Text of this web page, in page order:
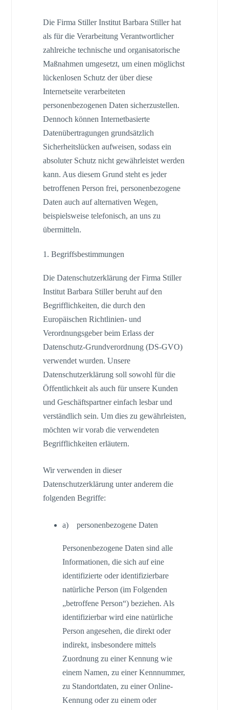
Die Firma Stiller Institut Barbara Stiller hat
als für die Verarbeitung Verantwortlicher
zahlreiche technische und organisatorische
Maßnahmen umgesetzt, um einen möglichst
lückenlosen Schutz der über diese
Internetseite verarbeiteten
personenbezogenen Daten sicherzustellen.
Dennoch können Internetbasierte
Datenübertragungen grundsätzlich
Sicherheitslücken aufweisen, sodass ein
absoluter Schutz nicht gewährleistet werden
kann. Aus diesem Grund steht es jeder
betroffenen Person frei, personenbezogene
Daten auch auf alternativen Wegen,
beispielsweise telefonisch, an uns zu
übermitteln.
1. Begriffsbestimmungen
Die Datenschutzerklärung der Firma Stiller
Institut Barbara Stiller beruht auf den
Begrifflichkeiten, die durch den
Europäischen Richtlinien- und
Verordnungsgeber beim Erlass der
Datenschutz-Grundverordnung (DS-GVO)
verwendet wurden. Unsere
Datenschutzerklärung soll sowohl für die
Öffentlichkeit als auch für unsere Kunden
und Geschäftspartner einfach lesbar und
verständlich sein. Um dies zu gewährleisten,
möchten wir vorab die verwendeten
Begrifflichkeiten erläutern.
Wir verwenden in dieser
Datenschutzerklärung unter anderem die
folgenden Begriffe:
a) personenbezogene Daten
Personenbezogene Daten sind alle
Informationen, die sich auf eine
identifizierte oder identifizierbare
natürliche Person (im Folgenden
„betroffene Person“) beziehen. Als
identifizierbar wird eine natürliche
Person angesehen, die direkt oder
indirekt, insbesondere mittels
Zuordnung zu einer Kennung wie
einem Namen, zu einer Kennnummer,
zu Standortdaten, zu einer Online-
Kennung oder zu einem oder